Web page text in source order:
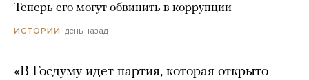
Теперь его могут обвинить в коррупции
ИСТОРИИ день назад
«В Госдуму идет партия, которая открыто